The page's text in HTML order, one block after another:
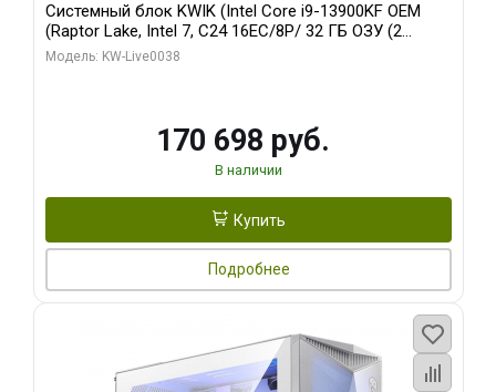
Системный блок KWIK (Intel Core i9-13900KF OEM
(Raptor Lake, Intel 7, C24 16EC/8P/ 32 ГБ ОЗУ (2
модуля)/ Gigabyte RX9070XT GAMING OC 16GB GDDR6
Модель: KW-Live0038
170 698 руб.
В наличии
Купить
Подробнее